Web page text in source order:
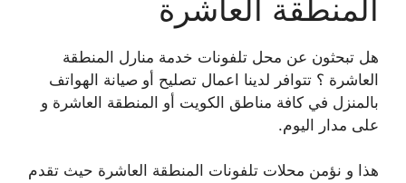
المنطقة العاشرة
هل تبحثون عن محل تلفونات خدمة منارل المنطقة
العاشرة ؟ تتوافر لدينا اعمال تصليح أو صيانة الهواتف
بالمنزل في كافة مناطق الكويت أو المنطقة العاشرة و
على مدار اليوم.
هذا و نؤمن محلات تلفونات المنطقة العاشرة حيث تقدم